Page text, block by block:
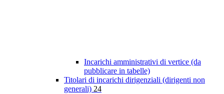
Incarichi amministrativi di vertice (da
pubblicare in tabelle)
Titolari di incarichi dirigenziali (dirigenti non
generali) 24